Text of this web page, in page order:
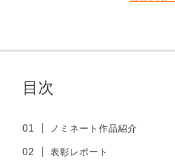
目次
ノミネート作品紹介
表彰レポート